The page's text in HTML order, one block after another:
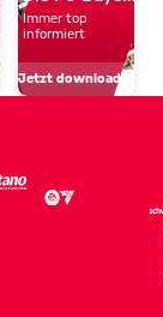
Bayern
in
Hongkong
Immer top
informiert
Jetzt downloaden!